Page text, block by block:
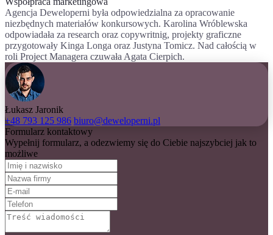
Agencja Deweloperni była odpowiedzialna za opracowanie
niezbędnych materiałów konkursowych. Karolina Wróblewska
odpowiadała za research oraz copywritnig, projekty graficzne
przygotowały Kinga Longa oraz Justyna Tomicz. Nad całością w
roli Project Managera czuwała Agata Cierpich.
Łukasz Jaronik
+48 793 125 986 biuro@deweloperni.pl
Formularz kontaktowy
Wypełnij formularz, a odezwiemy się do Ciebie najszybciej jak to
możliwe